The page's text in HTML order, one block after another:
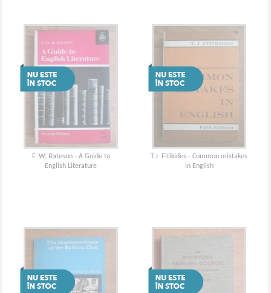
F. W. Bateson - A Guide to
English Literature
T.J. Fitikides - Common mistakes
in English